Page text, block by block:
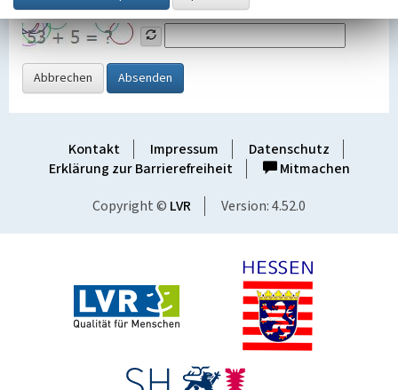
Grafik ein
Abbrechen Absenden
Kontakt Impressum
Datenschutz
Erklärung zur Barrierefreiheit
Mitmachen
Copyright © LVR Version: 4.52.0